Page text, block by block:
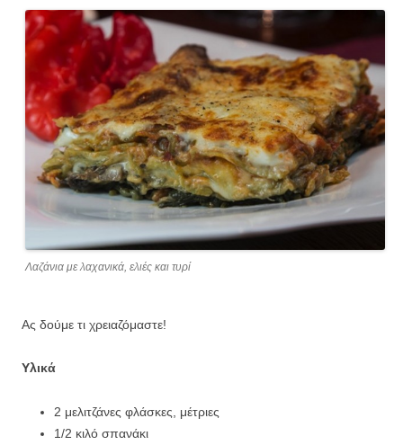
Λαζάνια με λαχανικά, ελιές και τυρί
Ας δούμε τι χρειαζόμαστε!
Υλικά
2 μελιτζάνες φλάσκες, μέτριες
1/2 κιλό σπανάκι